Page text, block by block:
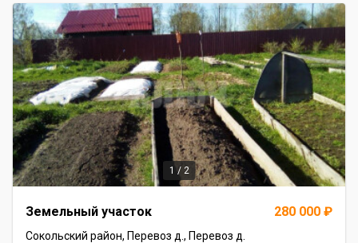
1 / 2
Земельный участок 280 000 ₽
Сокольский район, Перевоз д., Перевоз д.